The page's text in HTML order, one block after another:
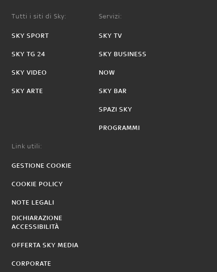
Tutti i siti di Sky:
SKY SPORT
SKY TG 24
SKY VIDEO
SKY ARTE
Servizi:
SKY TV
SKY BUSINESS
NOW
SKY BAR
SPAZI SKY
PROGRAMMI
Link utili:
GESTIONE COOKIE
COOKIE POLICY
NOTE LEGALI
DICHIARAZIONE
ACCESSIBILITÀ
OFFERTA SKY MEDIA
CORPORATE